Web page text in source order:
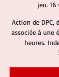
jeu. 16
Action de DPC,
associée à une
heures.